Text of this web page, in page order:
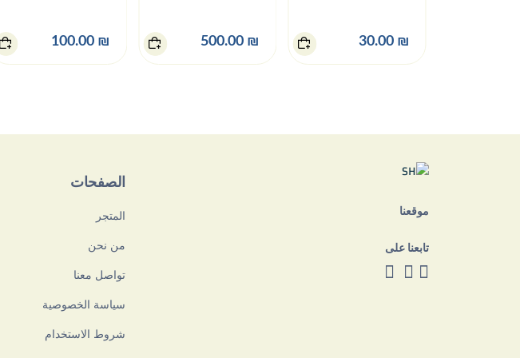
₪ 30.00
₪ 500.00
₪ 100.00
موقعنا
تابعنا على
الصفحات
المتجر
من نحن
تواصل معنا
سياسة الخصوصية
شروط الاستخدام